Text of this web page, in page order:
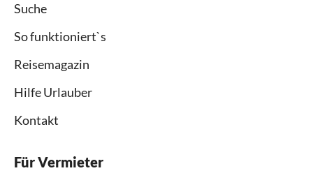
Suche
So funktioniert`s
Reisemagazin
Hilfe Urlauber
Kontakt
Für Vermieter